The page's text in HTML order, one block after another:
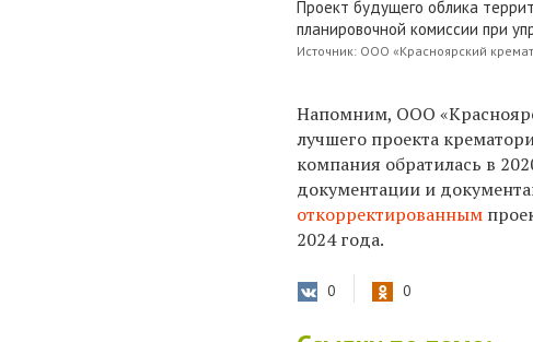
Проект будущего облика
планировочной комиссии при
Источник: ООО «Красноярский
Напомним, ООО
лучшего проекта
компания обратилась в
документации и
откорректированным
2024 года.
0 0